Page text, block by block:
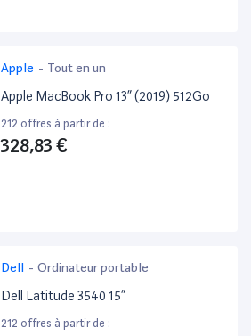
Apple - Tout en un
Apple MacBook Pro 13” (2019) 512Go
212 offres à partir de :
328,83 €
Dell - Ordinateur portable
Dell Latitude 3540 15”
212 offres à partir de :